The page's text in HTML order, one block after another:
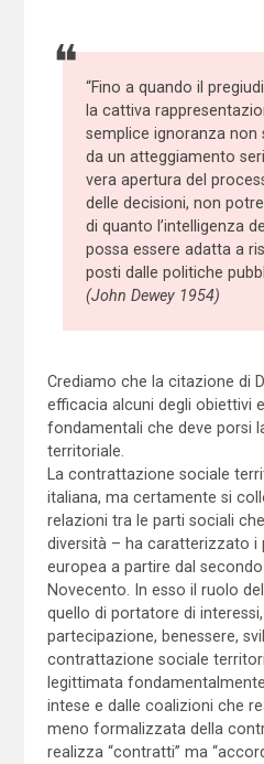
“Fino a quando il
la cattiva
semplice ignoranza non
da un atteggiamento
vera apertura del
delle decisioni, non
di quanto l’intelligenza
possa essere adatta a
posti dalle politiche
(John Dewey 1954)
Crediamo che la citazione di
efficacia alcuni degli obiettivi
fondamentali che deve porsi
territoriale.
La contrattazione sociale
italiana, ma certamente si
relazioni tra le parti sociali
diversità – ha caratterizzato i
europea a partire dal
Novecento. In esso il ruolo
quello di portatore di
partecipazione, benessere,
contrattazione sociale
legittimata
intese e dalle coalizioni che
meno formalizzata della
realizza “contratti” ma